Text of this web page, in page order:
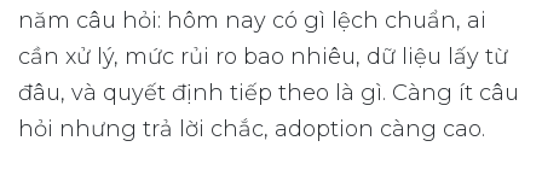
năm câu hỏi: hôm nay có gì lệch chuẩn, ai
cần xử lý, mức rủi ro bao nhiêu, dữ liệu lấy từ
đâu, và quyết định tiếp theo là gì. Càng ít câu
hỏi nhưng trả lời chắc, adoption càng cao.